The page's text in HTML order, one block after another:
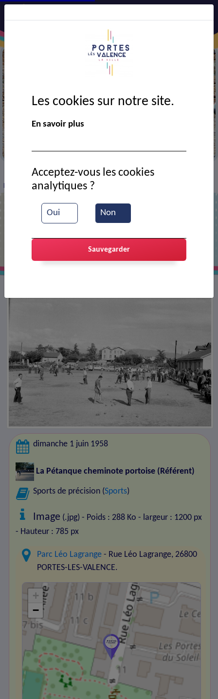
> VIE MUNICIPALE > Ressources documentaires
Parties de pétanque
dimanche 1 juin 1958
La Pétanque cheminote portoise (Référent)
Sports de précision (Sports)
Image (.jpg) - Poids : 288 Ko - largeur : 1200 px
- Hauteur : 785 px
Parc Léo Lagrange - Rue Léo Lagrange, 26800
PORTES-LES-VALENCE.
+
−
Les cookies sur notre site.
En savoir plus
Oui Non
Acceptez-vous les cookies
analytiques ?
Sauvegarder